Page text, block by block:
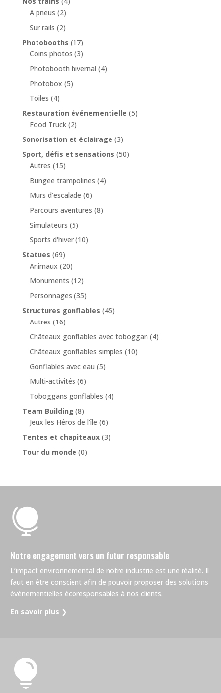
A pneus (2)
Sur rails (2)
Photobooths (17)
Coins photos (3)
Photobooth hivernal (4)
Photobox (5)
Toiles (4)
Restauration événementielle (5)
Food Truck (2)
Sonorisation et éclairage (3)
Sport, défis et sensations (50)
Autres (15)
Bungee trampolines (4)
Murs d’escalade (6)
Parcours aventures (8)
Simulateurs (5)
Sports d'hiver (10)
Statues (69)
Animaux (20)
Monuments (12)
Personnages (35)
Structures gonflables (45)
Autres (16)
Châteaux gonflables avec toboggan (4)
Châteaux gonflables simples (10)
Gonflables avec eau (5)
Multi-activités (6)
Toboggans gonflables (4)
Team Building (8)
Jeux les Héros de l'île (6)
Tentes et chapiteaux (3)
Tour du monde (0)

Notre engagement vers un futur responsable
L’impact environnemental de notre industrie est une réalité. Il
faut en être conscient afin de pouvoir proposer des solutions
événementielles écoresponsables à nos clients.
En savoir plus ❯
